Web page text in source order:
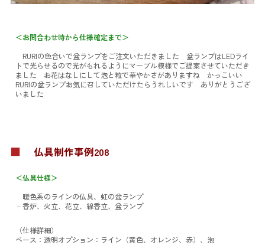
＜お問合わせ時から仕様確定まで＞
RURIの色合いで盆ランプをご注文いただきました 盆ランプはLEDライ
トで光らせるので光がもれるようにマーブル模様でご提案させていただき
ました お花はなしにして泡と粒で華やかさがありますね かっこいい
RURIの盆ランプお気に召していただけたらうれしいです ありがとうござ
いました
■ 仏具制作事例208
＜仏具仕様＞
暖色系のラインの仏具、虹の盆ランプ
－香炉、火立、花立、線香立、盆ランプ
（仕様詳細）
ベース：透明オプション：ライン（黄色、オレンジ、赤）、泡